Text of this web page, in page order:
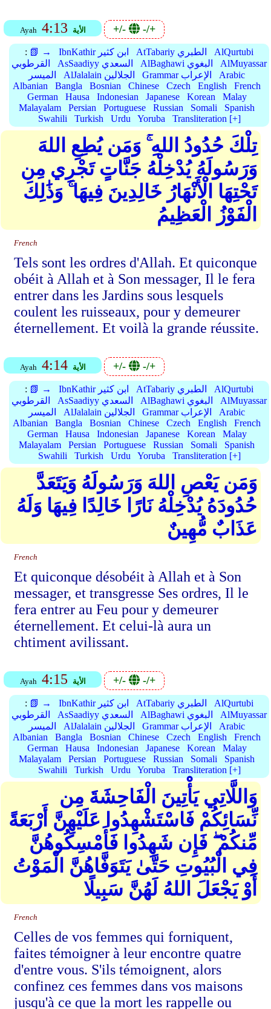
Ayah 4:13 الأية +/- -/+
: 📗 → IbnKathir ابن كثير AtTabariy الطبري
AlQurtubi
القرطوبي
AsSaadiyy السعدي AlBaghawi البغوي
AlMuyassar
الميسر
AlJalalain الجلالين Grammar الإعراب
Arabic
Albanian
Bangla Bosnian Chinese Czech English
French
German
Hausa Indonesian Japanese Korean
Malay
Malayalam
Persian Portuguese Russian Somali
Spanish
Swahili
Turkish Urdu Yoruba Transliteration [+]
تِلْكَ حُدُودُ اللهِ ۚ وَمَن يُطِعِ اللهَ
وَرَسُولَهُ يُدْخِلْهُ جَنَّاتٍ تَجْرِي مِن
تَحْتِهَا الْأَنْهَارُ خَالِدِينَ فِيهَا ۚ وَذَٰلِكَ
الْفَوْزُ الْعَظِيمُ
French
Tels sont les ordres d'Allah. Et quiconque
obéit à Allah et à Son messager, Il le fera
entrer dans les Jardins sous lesquels
coulent les ruisseaux, pour y demeurer
éternellement. Et voilà la grande réussite.
Ayah 4:14 الأية +/- -/+
: 📗 → IbnKathir ابن كثير AtTabariy الطبري
AlQurtubi
القرطوبي
AsSaadiyy السعدي AlBaghawi البغوي
AlMuyassar
الميسر
AlJalalain الجلالين Grammar الإعراب
Arabic
Albanian
Bangla Bosnian Chinese Czech English
French
German
Hausa Indonesian Japanese Korean
Malay
Malayalam
Persian Portuguese Russian Somali
Spanish
Swahili
Turkish Urdu Yoruba Transliteration [+]
وَمَن يَعْصِ اللهَ وَرَسُولَهُ وَيَتَعَدَّ
حُدُودَهُ يُدْخِلْهُ نَارًا خَالِدًا فِيهَا وَلَهُ
عَذَابٌ مُّهِينٌ
French
Et quiconque désobéit à Allah et à Son
messager, et transgresse Ses ordres, Il le
fera entrer au Feu pour y demeurer
éternellement. Et celui-là aura un
chtiment avilissant.
Ayah 4:15 الأية +/- -/+
: 📗 → IbnKathir ابن كثير AtTabariy الطبري
AlQurtubi
القرطوبي
AsSaadiyy السعدي AlBaghawi البغوي
AlMuyassar
الميسر
AlJalalain الجلالين Grammar الإعراب
Arabic
Albanian
Bangla Bosnian Chinese Czech English
French
German
Hausa Indonesian Japanese Korean
Malay
Malayalam
Persian Portuguese Russian Somali
Spanish
Swahili
Turkish Urdu Yoruba Transliteration [+]
وَاللَّاتِي يَأْتِينَ الْفَاحِشَةَ مِن
نِّسَائِكُمْ فَاسْتَشْهِدُوا عَلَيْهِنَّ أَرْبَعَةً
مِّنكُمْ ۖ فَإِن شَهِدُوا فَأَمْسِكُوهُنَّ
فِي الْبُيُوتِ حَتَّىٰ يَتَوَفَّاهُنَّ الْمَوْتُ
أَوْ يَجْعَلَ اللهُ لَهُنَّ سَبِيلًا
French
Celles de vos femmes qui forniquent,
faites témoigner à leur encontre quatre
d'entre vous. S'ils témoignent, alors
confinez ces femmes dans vos maisons
jusqu'à ce que la mort les rappelle ou